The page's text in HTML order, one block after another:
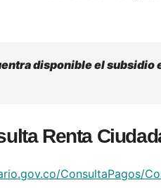
disponible el subsidio
Renta
ConsultaPagos/